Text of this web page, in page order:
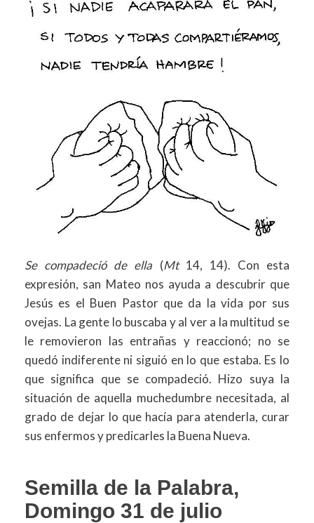
Se compadeció de ella (Mt14, 14). Con esta
expresión, san Mateo nos ayuda a descubrir que
Jesús es el Buen Pastor que da la vida por sus
ovejas. La gente lo buscaba y al ver a la multitud se
le removieron las entrañas y reaccionó; no se
quedó indiferente ni siguió en lo que estaba. Es lo
que significa que se compadeció. Hizo suya la
situación de aquella muchedumbre necesitada, al
grado de dejar lo que hacía para atenderla, curar
sus enfermos y predicarles la Buena Nueva.
Semilla de la Palabra,
Domingo 31 de julio